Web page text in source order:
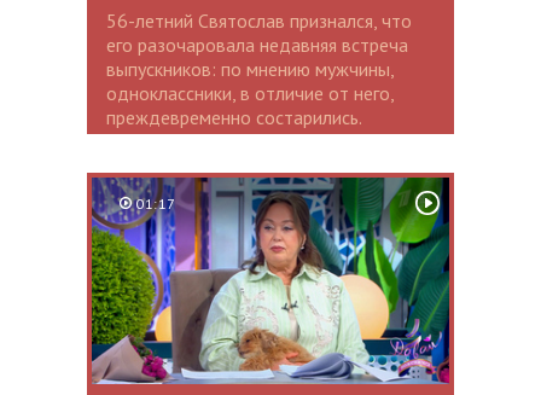
56-летний Святослав признался, что
его разочаровала недавняя встреча
выпускников: по мнению мужчины,
одноклассники, в отличие от него,
преждевременно состарились.
01:17